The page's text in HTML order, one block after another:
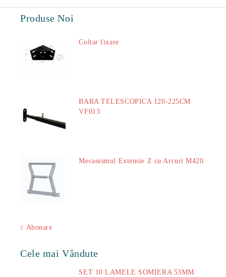
Produse Noi
Coltar fixare
BARA TELESCOPICA 120-225CM
VF013
Mecanismul Extensie Z cu Arcuri M420
Abonare
Cele mai Vândute
SET 10 LAMELE SOMIERA 53MM